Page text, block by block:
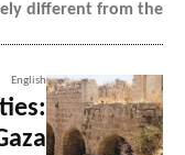
different from the...
English